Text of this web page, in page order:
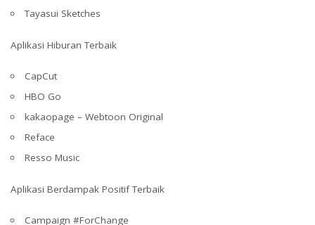
Tayasui Sketches
Aplikasi Hiburan Terbaik
CapCut
HBO Go
kakaopage – Webtoon Original
Reface
Resso Music
Aplikasi Berdampak Positif Terbaik
Campaign #ForChange